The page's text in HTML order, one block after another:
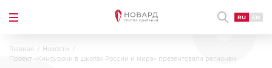
RU EN
Главная
Новости
Проект «Киноуроки в школах России и мира» презентовали регионам